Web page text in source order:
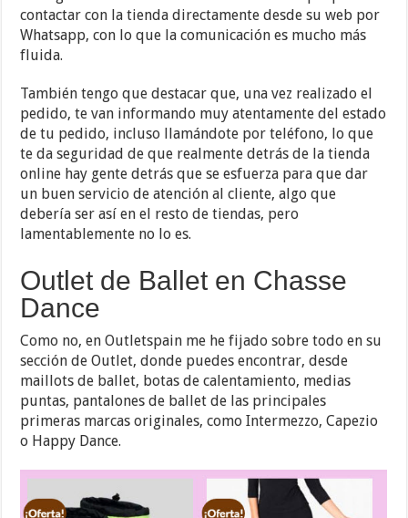
contactar con la tienda directamente desde su web por
Whatsapp, con lo que la comunicación es mucho más
fluida.
También tengo que destacar que, una vez realizado el
pedido, te van informando muy atentamente del estado
de tu pedido, incluso llamándote por teléfono, lo que
te da seguridad de que realmente detrás de la tienda
online hay gente detrás que se esfuerza para que dar
un buen servicio de atención al cliente, algo que
debería ser así en el resto de tiendas, pero
lamentablemente no lo es.
Outlet de Ballet en Chasse
Dance
Como no, en Outletspain me he fijado sobre todo en su
sección de Outlet, donde puedes encontrar, desde
maillots de ballet, botas de calentamiento, medias
puntas, pantalones de ballet de las principales
primeras marcas originales, como Intermezzo, Capezio
o Happy Dance.